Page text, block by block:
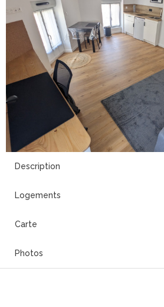
Description
Logements
Carte
Photos